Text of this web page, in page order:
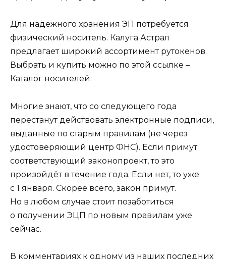
Для надежного хранения ЭП потребуется
физический носитель. Калуга Астрал
предлагает широкий ассортимент рутокенов.
Выбрать и купить можно по этой ссылке –
Каталог носителей.
Многие знают, что со следующего года
перестанут действовать электронные подписи,
выданные по старым правилам (не через
удостоверяющий центр ФНС). Если примут
соответствующий законопроект, то это
произойдёт в течение года. Если нет, то уже
с 1 января. Скорее всего, закон примут.
Но в любом случае стоит позаботиться
о получении ЭЦП по новым правилам уже
сейчас.
В комментариях к одному из наших последних